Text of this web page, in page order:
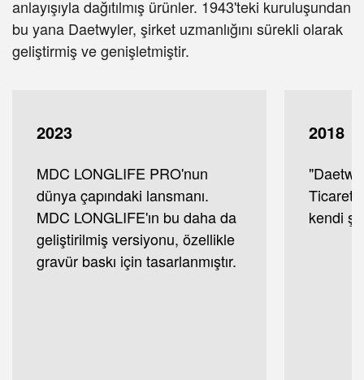
anlayışıyla dağıtılmış ürünler. 1943'teki kuruluşundan
bu yana Daetwyler, şirket uzmanlığını sürekli olarak
geliştirmiş ve genişletmiştir.
2023
MDC LONGLIFE PRO'nun
dünya çapındaki lansmanı.
MDC LONGLIFE'ın bu daha da
geliştirilmiş versiyonu, özellikle
gravür baskı için tasarlanmıştır.
2018
Ticaret
kendi